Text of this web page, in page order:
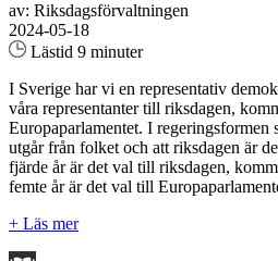
av: Riksdagsförvaltningen
2024-05-18
Lästid 9 minuter
I Sverige har vi en representativ
våra representanter till riksdagen,
Europaparlamentet. I
utgår från folket och att riksdagen är
fjärde år är det val till riksdagen,
femte år är det val till
+ Läs mer